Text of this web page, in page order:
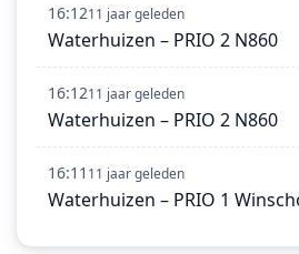
16:1211 jaar geleden
Waterhuizen – PRIO 2 N860
16:1211 jaar geleden
Waterhuizen – PRIO 2 N860
16:11 11 jaar geleden
Waterhuizen – PRIO 1